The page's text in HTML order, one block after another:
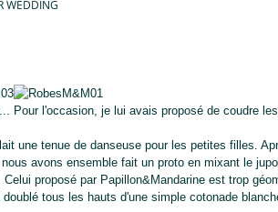
WEDDING
... Pour l'occasion, je lui avais proposé de coudre
une tenue de danseuse pour les petites filles.
nous avons ensemble fait un proto en mixant le
proposé par Papillon&Mandarine est trop
tous les hauts d'une simple cotonade